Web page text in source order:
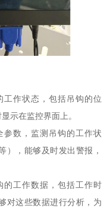
工作状态，包括吊钩的位
示在监控界面上。
参数，监测吊钩的工作状
），能够及时发出警报，
的工作数据，包括工作时
对这些数据进行分析，为